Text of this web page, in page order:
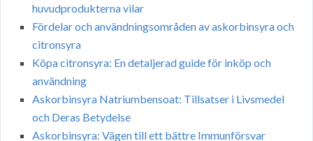
huvudprodukterna vilar
Fördelar och användningsområden av askorbinsyra och
citronsyra
Köpa citronsyra: En detaljerad guide för inköp och
användning
Askorbinsyra Natriumbensoat: Tillsatser i Livsmedel
och Deras Betydelse
Askorbinsyra: Vägen till ett bättre Immunförsvar